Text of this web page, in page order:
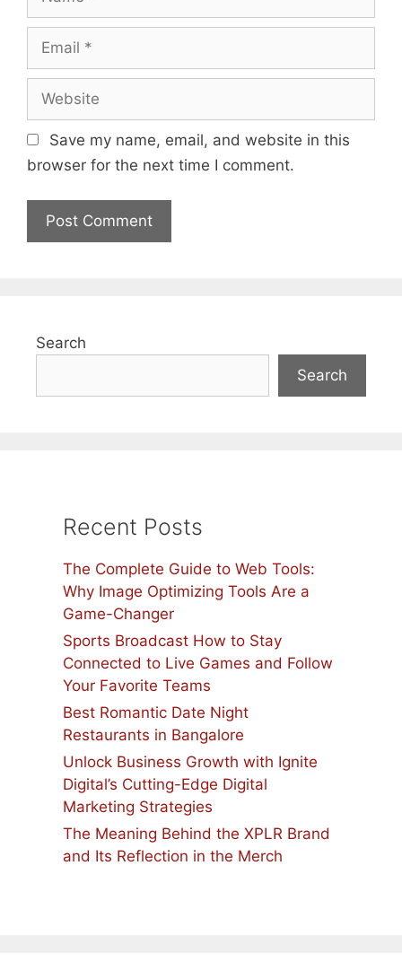
Email
Website
Save my name, email, and website in this
browser for the next time I comment.
Search
Search
Recent Posts
The Complete Guide to Web Tools:
Why Image Optimizing Tools Are a
Game-Changer
Sports Broadcast How to Stay
Connected to Live Games and Follow
Your Favorite Teams
Best Romantic Date Night
Restaurants in Bangalore
Unlock Business Growth with Ignite
Digital’s Cutting-Edge Digital
Marketing Strategies
The Meaning Behind the XPLR Brand
and Its Reflection in the Merch